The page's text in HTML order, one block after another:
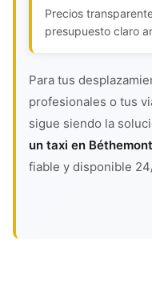
Precios
presupuesto claro
Para tus
profesionales o tus
sigue siendo la
un taxi en
fiable y disponible